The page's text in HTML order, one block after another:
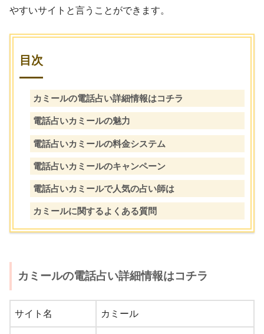
やすいサイトと言うことができます。
目次
カミールの電話占い詳細情報はコチラ
電話占いカミールの魅力
電話占いカミールの料金システム
電話占いカミールのキャンペーン
電話占いカミールで人気の占い師は
カミールに関するよくある質問
カミールの電話占い詳細情報はコチラ
サイト名 カミール